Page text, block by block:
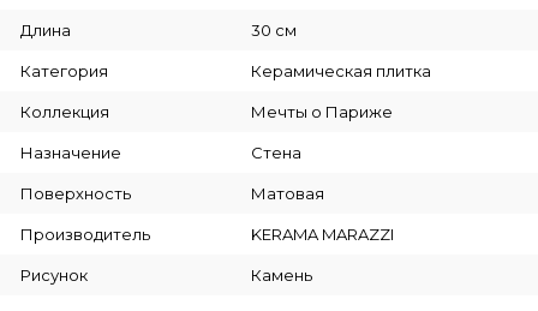
Длина 30 см
Категория Керамическая плитка
Коллекция Мечты о Париже
Назначение Стена
Поверхность Матовая
Производитель KERAMA MARAZZI
Рисунок Камень